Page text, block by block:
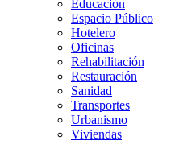
Educación
Espacio Público
Hotelero
Oficinas
Rehabilitación
Restauración
Sanidad
Transportes
Urbanismo
Viviendas